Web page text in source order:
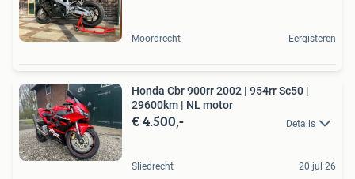
Moordrecht Eergisteren
Honda Cbr 900rr 2002 | 954rr Sc50 |
29600km | NL motor
€ 4.500,- Details
Sliedrecht 20 jul 26